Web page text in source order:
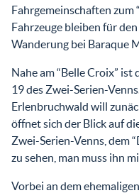
Fahrgemeinschaften zum
Fahrzeuge bleiben für
Wanderung bei Baraque
Nahe am “Belle Croix”
19 des Zwei-Serien-
Erlenbruchwald will
öffnet sich der Blick auf
Zwei-Serien-Venns, dem
zu sehen, man muss ihn
Vorbei an dem